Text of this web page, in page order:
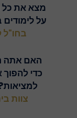
מצא את כל
על לימודים
בחו"ל
האם אתה
כדי להפוך
למציאות?
צוות